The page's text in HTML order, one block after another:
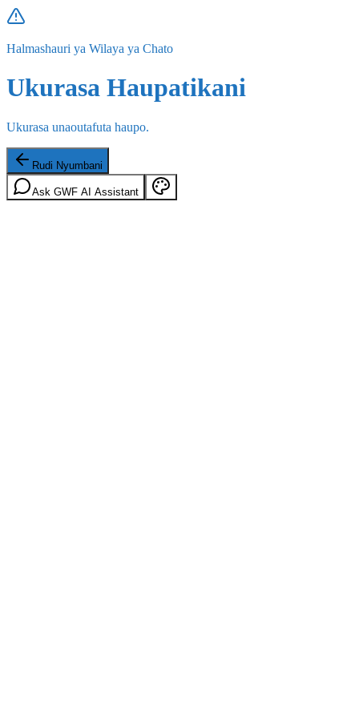
Halmashauri ya Wilaya ya Chato
Ukurasa Haupatikani
Ukurasa unaoutafuta haupo.
Rudi Nyumbani
Ask GWF AI Assistant